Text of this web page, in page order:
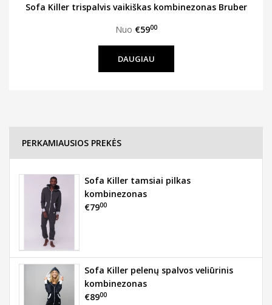
Sofa Killer trispalvis vaikiškas kombinezonas Bruber
Nuo €5900
DAUGIAU
PERKAMIAUSIOS PREKĖS
Sofa Killer tamsiai pilkas
kombinezonas
€7900
Sofa Killer pelenų spalvos veliūrinis
kombinezonas
€8900